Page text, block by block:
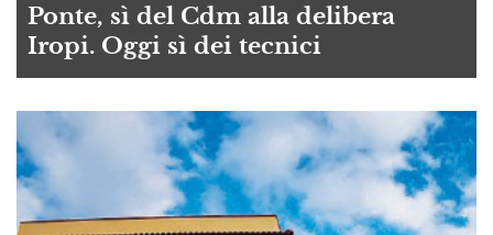
Ponte, sì del Cdm alla delibera
Iropi. Oggi sì dei tecnici